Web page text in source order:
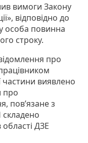
вимоги Закону
відповідно до
особа повинна
строку.
про
виявлено
про
пов’язане з
складено
ДЗЕ